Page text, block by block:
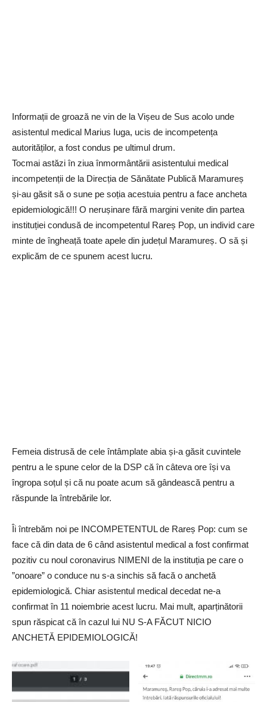
Informații de groază ne vin de la Vișeu de Sus acolo unde
asistentul medical Marius Iuga, ucis de incompetența
autorităților, a fost condus pe ultimul drum.
Tocmai astăzi în ziua înmormântării asistentului medical
incompetenții de la Direcția de Sănătate Publică Maramureș
și-au găsit să o sune pe soția acestuia pentru a face ancheta
epidemiologică!!! O nerușinare fără margini venite din partea
instituției condusă de incompetentul Rareș Pop, un individ care
minte de îngheață toate apele din județul Maramureș. O să și
explicăm de ce spunem acest lucru.
Femeia distrusă de cele întâmplate abia și-a găsit cuvintele
pentru a le spune celor de la DSP că în câteva ore își va
îngropa soțul și că nu poate acum să gândească pentru a
răspunde la întrebările lor.
Îi întrebăm noi pe INCOMPETENTUL de Rareș Pop: cum se
face că din data de 6 când asistentul medical a fost confirmat
pozitiv cu noul coronavirus NIMENI de la instituția pe care o
”onoare” o conduce nu s-a sinchis să facă o anchetă
epidemiologică. Chiar asistentul medical decedat ne-a
confirmat în 11 noiembrie acest lucru. Mai mult, aparținătorii
spun răspicat că în cazul lui NU S-A FĂCUT NICIO
ANCHETĂ EPIDEMIOLOGICĂ!